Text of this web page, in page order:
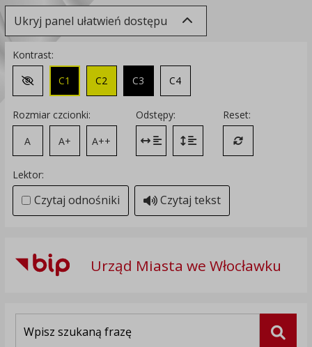
Ukryj panel ułatwień dostępu
Kontrast:
Zmień kontrast na domyślny
C1 C2 C3 C4
Rozmiar czcionki:
A
A+ A++
Odstępy:
Zmień odstęp między literami
Zmień interlinię i margines
Reset:
Przywróć
Lektor:
Czytaj odnośniki Czytaj tekst
Urząd Miasta we Włocławku